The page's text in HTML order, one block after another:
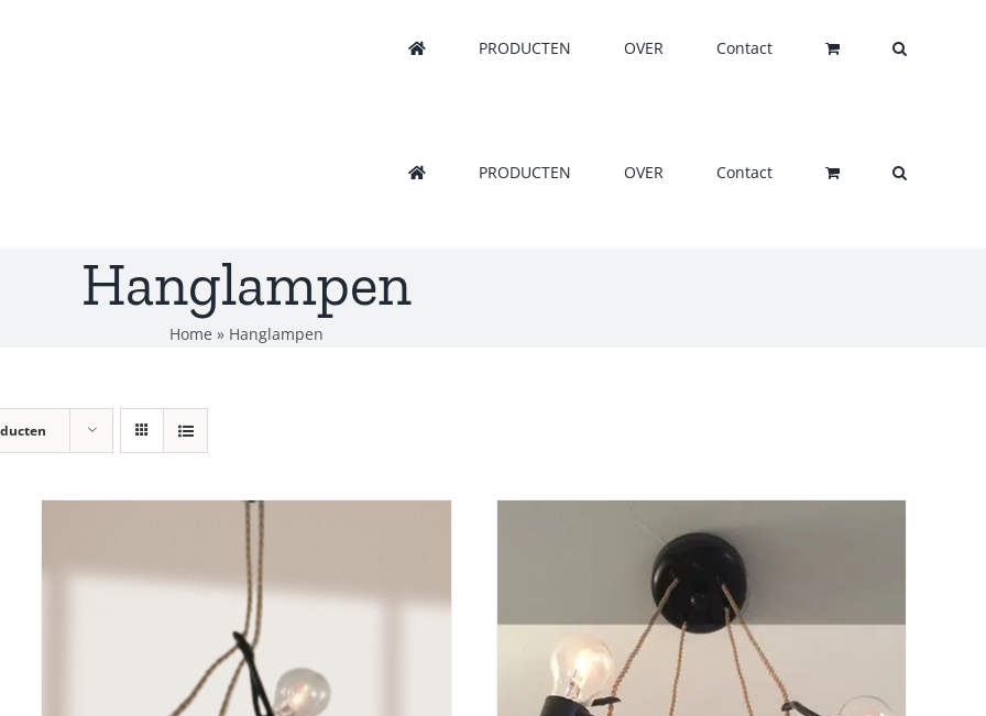
PRODUCTEN OVER Contact
PRODUCTEN OVER Contact
Hanglampen
Home » Hanglampen